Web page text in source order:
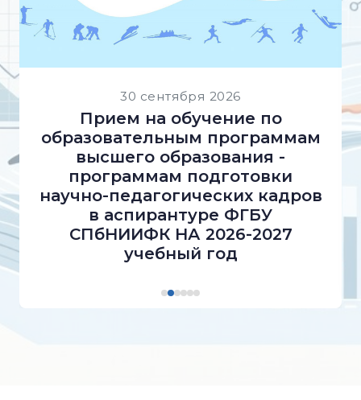
30 сентября 2026
Прием на обучение по
образовательным программам
высшего образования -
программам подготовки
научно-педагогических кадров
в аспирантуре ФГБУ
СПбНИИФК НА 2026-2027
учебный год